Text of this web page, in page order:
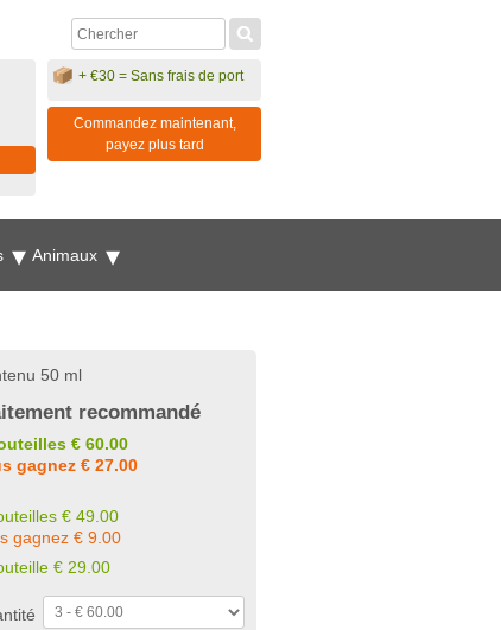
+ €30 = Sans frais de port
Commandez maintenant,
payez plus tard
Animaux
50 ml
recommandé
€ 60.00
gagnez € 27.00
€ 49.00
gagnez € 9.00
€ 29.00